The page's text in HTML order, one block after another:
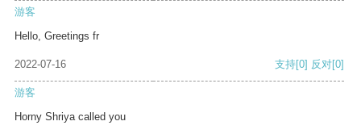
游客
Hello, Greetings fr
2022-07-16 支持[0] 反对[0]
游客
Horny Shriya called you